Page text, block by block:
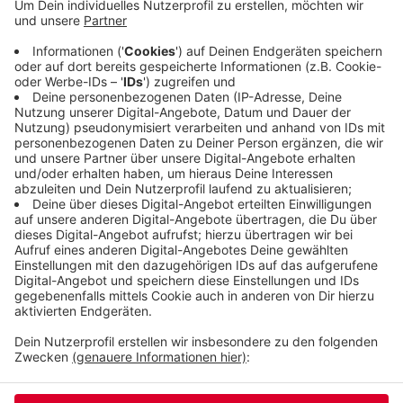
Barmen findet heute außerdem eine Mahnwache
Religionen sind dazu eingeladen. Um 16 Uhr startet
die Mahnwache auf dem Geschwister-Scholl-Platz
und zieht von dort bis zur Bergischen Synagoge in
der Gemarker Straße.
Veröffentlicht:Freitag, 11.10.2019 14:57
Anzeige
Anzeige